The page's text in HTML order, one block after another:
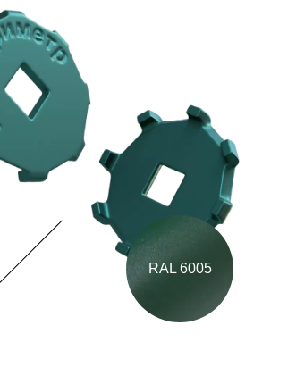
RAL 6005